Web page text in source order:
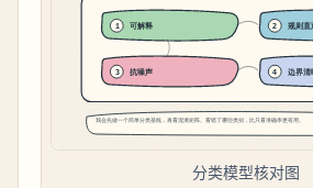
分类模型核对图